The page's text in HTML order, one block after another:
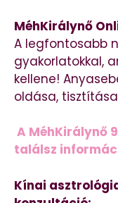
MéhKirálynő
A legfontosabb
gyakorlatokkal,
kellene!
oldása,
A MéhKirálynő
találsz
Kínai